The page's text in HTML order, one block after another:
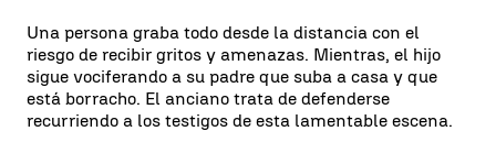
Una persona graba todo desde la distancia con el
riesgo de recibir gritos y amenazas. Mientras, el hijo
sigue vociferando a su padre que suba a casa y que
está borracho. El anciano trata de defenderse
recurriendo a los testigos de esta lamentable escena.